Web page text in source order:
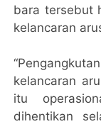
bara tersebut
kelancaran
kelancaran
itu
dihentikan